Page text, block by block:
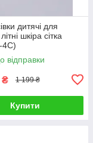
дитячі для
шкіра сітка
4C)
відправки
₴ 1 199 ₴
Купити